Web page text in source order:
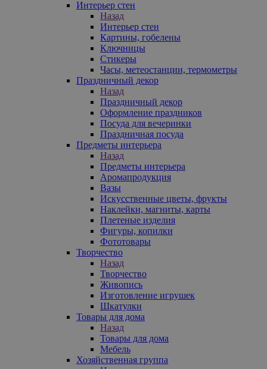
Интерьер стен
Назад
Интерьер стен
Картины, гобелены
Ключницы
Стикеры
Часы, метеостанции, термометры
Праздничный декор
Назад
Праздничный декор
Оформление праздников
Посуда для вечеринки
Праздничная посуда
Предметы интерьера
Назад
Предметы интерьера
Аромапродукция
Вазы
Искусственные цветы, фрукты
Наклейки, магниты, карты
Плетеные изделия
Фигуры, копилки
Фототовары
Творчество
Назад
Творчество
Живопись
Изготовление игрушек
Шкатулки
Товары для дома
Назад
Товары для дома
Мебель
Хозяйственная группа